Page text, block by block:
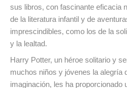
sus libros, con fascinante eficacia
de la literatura infantil y de
imprescindibles, como los de la
y la lealtad.
Harry Potter, un héroe solitario y
muchos niños y jóvenes la alegría
imaginación, les ha proporcionado